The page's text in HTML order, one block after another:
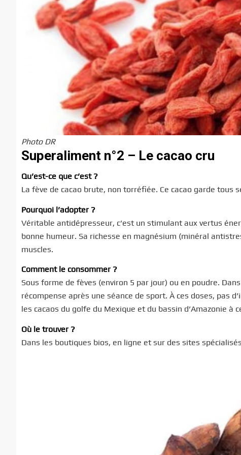
Photo DR
Superaliment n°2 – Le cacao cru
Qu’est-ce que c’est ?
La fève de cacao brute, non torréfiée. Ce cacao garde tous
Pourquoi l’adopter ?
Véritable antidépresseur, c’est un stimulant aux vertus
bonne humeur. Sa richesse en magnésium (minéral
muscles.
Comment le consommer ?
Sous forme de fèves (environ 5 par jour) ou en poudre.
récompense après une séance de sport. À ces doses, pas
les cacaos du golfe du Mexique et du bassin d’Amazonie à
Où le trouver ?
Dans les boutiques bios, en ligne et sur des sites